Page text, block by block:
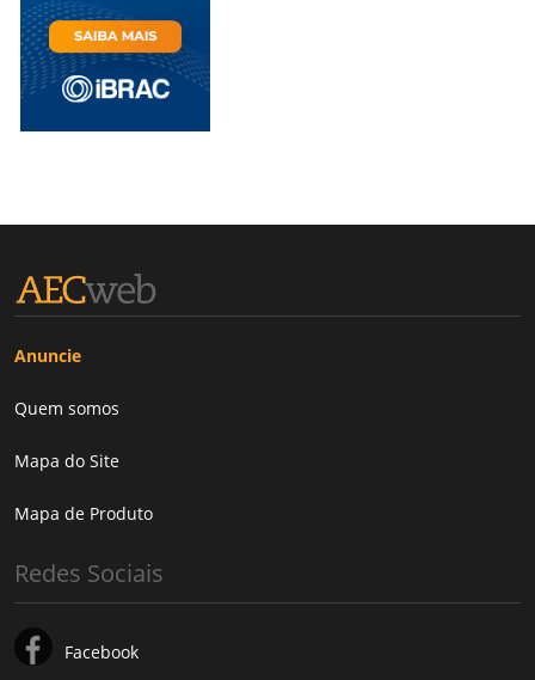
Anuncie
Quem somos
Mapa do Site
Mapa de Produto
Redes Sociais
Facebook